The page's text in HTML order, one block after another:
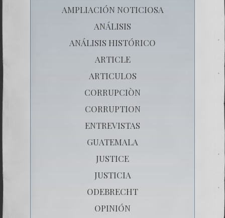
AMPLIACIÓN NOTICIOSA
ANÁLISIS
ANÁLISIS HISTÓRICO
ARTICLE
ARTICULOS
CORRUPCIÒN
CORRUPTION
ENTREVISTAS
GUATEMALA
JUSTICE
JUSTICIA
ODEBRECHT
OPINIÓN